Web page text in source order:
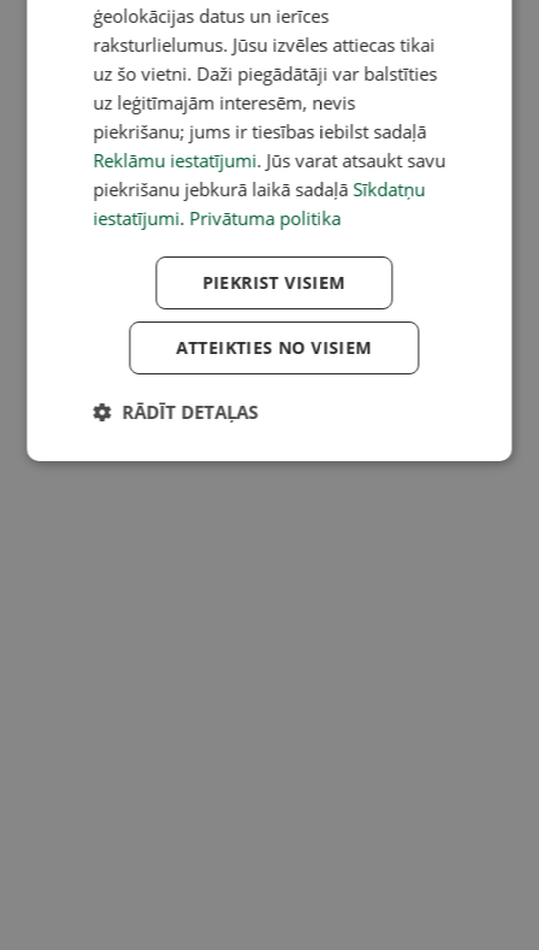
ģeolokācijas datus un ierīces
raksturlielumus. Jūsu izvēles attiecas tikai
uz šo vietni. Daži piegādātāji var balstīties
uz leģitīmajām interesēm, nevis
piekrišanu; jums ir tiesības iebilst sadaļā
Reklāmu iestatījumi. Jūs varat atsaukt savu
piekrišanu jebkurā laikā sadaļā Sīkdatņu
iestatījumi. Privātuma politika
PIEKRIST VISIEM
ATTEIKTIES NO VISIEM
RĀDĪT DETAĻAS